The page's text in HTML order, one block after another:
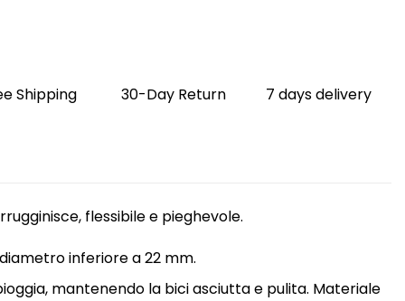
Shipping 30-Day Return 7 days delivery
flessibile e pieghevole.
inferiore a 22 mm.
mantenendo la bici asciutta e pulita. Materiale